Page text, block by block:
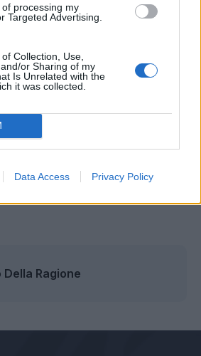
processing my
Targeted Advertising.
Collection, Use,
or Sharing of my
Is Unrelated with the
it was collected.
Data Access Privacy Policy
Ragione